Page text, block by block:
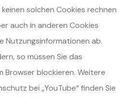
solchen Cookies rechnen
auch in anderen Cookies
Nutzungsinformationen ab.
so müssen Sie das
Browser blockieren. Weitere
bei „YouTube“ finden Sie